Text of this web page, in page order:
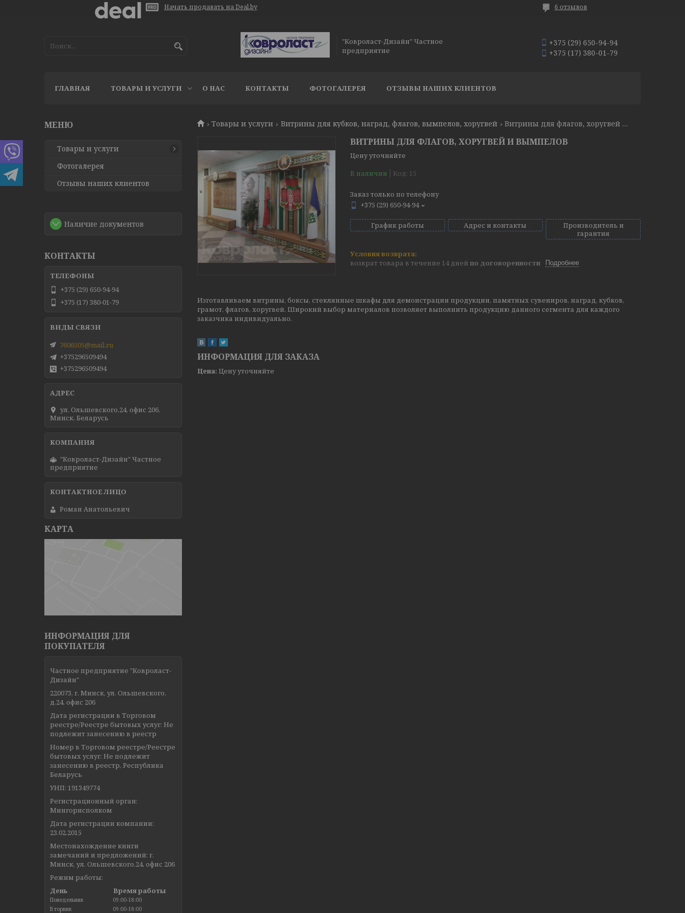
Начать продавать на Deal.by 6 отзывов
"Ковроласт-Дизайн" Частное
предприятие
+375 (29) 650-94-94
+375 (17) 380-01-79
ГЛАВНАЯ ТОВАРЫ И УСЛУГИ О НАС КОНТАКТЫ ФОТОГАЛЕРЕЯ ОТЗЫВЫ НАШИХ КЛИЕНТОВ
Товары и услуги Витрины для кубков, наград, флагов, вымпелов, хоругвей Витрины для флагов, хоругвей и вымпелов
ВИТРИНЫ ДЛЯ ФЛАГОВ, ХОРУГВЕЙ И ВЫМПЕЛОВ
Цену уточняйте
В наличии
Код: 15
Заказ только по телефону
+375 (29) 650-94-94
График работы Адрес и контакты
Производитель и
гарантия
возврат товара в течение 14 дней по договоренности Подробнее
Изготавливаем витрины, боксы, стеклянные шкафы для демонстрации продукции, памятных сувениров, наград, кубков,
грамот, флагов, хоругвей. Широкий выбор материалов позволяет выполнить продукцию данного сегмента для каждого
заказчика индивидуально.
ИНФОРМАЦИЯ ДЛЯ ЗАКАЗА
Цена: Цену уточняйте
Товары и услуги
Фотогалерея
Отзывы наших клиентов
Наличие документов
КОНТАКТЫ
+375 (29) 650-94-94
+375 (17) 380-01-79
7606505@mail.ru
+375296509494
+375296509494
ул. Ольшевского,24, офис 206,
Минск, Беларусь
"Ковроласт-Дизайн" Частное
предприятие
Роман Анатольевич
КАРТА
ИНФОРМАЦИЯ ДЛЯ
ПОКУПАТЕЛЯ
Частное предприятие "Ковроласт-
Дизайн"
220073, г. Минск, ул. Ольшевского,
д.24, офис 206
Дата регистрации в Торговом
реестре/Реестре бытовых услуг: Не
подлежит занесению в реестр
Номер в Торговом реестре/Реестре
бытовых услуг: Не подлежит
занесению в реестр, Республика
Беларусь
УНП: 191349774
Регистрационный орган:
Мингорисполком
Дата регистрации компании:
23.02.2015
Местонахождение книги
замечаний и предложений: г.
Минск, ул. Ольшевского,24, офис 206
Режим работы:
День
Время работы
Понедельник
09:00-18:00
Вторник
09:00-18:00